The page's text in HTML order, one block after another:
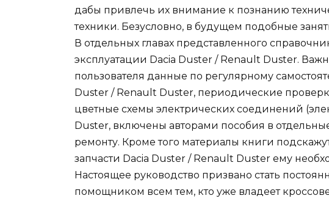
дабы привлечь их внимание к познанию
техники. Безусловно, в будущем подобные
В отдельных главах представленного
эксплуатации Dacia Duster / Renault Duster.
пользователя данные по регулярному
Duster / Renault Duster, периодические
цветные схемы электрических соединений
Duster, включены авторами пособия в
ремонту. Кроме того материалы книги
запчасти Dacia Duster / Renault Duster ему
Настоящее руководство призвано стать
помощником всем тем, кто уже владеет